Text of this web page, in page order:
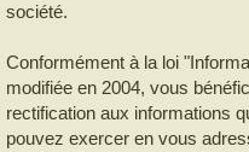
société.
Conformément à la loi
modifiée en 2004, vous
rectification aux informations
pouvez exercer en vous